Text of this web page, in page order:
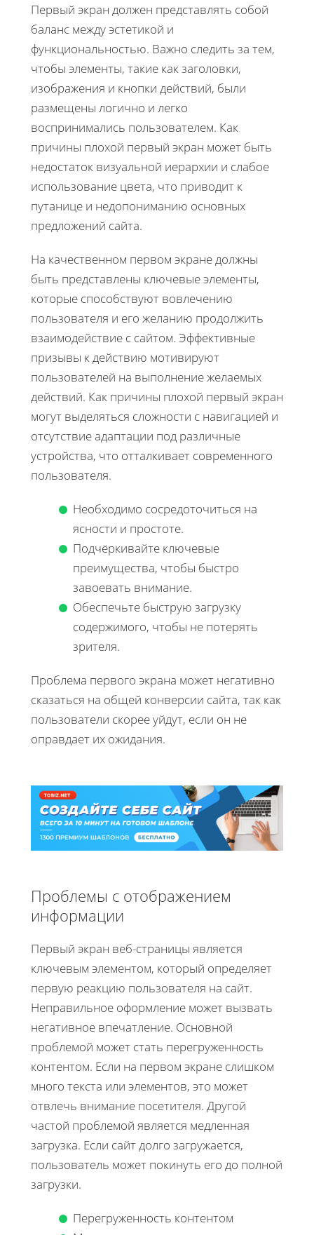
Первый экран должен представлять собой
баланс между эстетикой и
функциональностью. Важно следить за тем,
чтобы элементы, такие как заголовки,
изображения и кнопки действий, были
размещены логично и легко
воспринимались пользователем. Как
причины плохой первый экран может быть
недостаток визуальной иерархии и слабое
использование цвета, что приводит к
путанице и недопониманию основных
предложений сайта.
На качественном первом экране должны
быть представлены ключевые элементы,
которые способствуют вовлечению
пользователя и его желанию продолжить
взаимодействие с сайтом. Эффективные
призывы к действию мотивируют
пользователей на выполнение желаемых
действий. Как причины плохой первый экран
могут выделяться сложности с навигацией и
отсутствие адаптации под различные
устройства, что отталкивает современного
пользователя.
Необходимо сосредоточиться на
ясности и простоте.
Подчёркивайте ключевые
преимущества, чтобы быстро
завоевать внимание.
Обеспечьте быструю загрузку
содержимого, чтобы не потерять
зрителя.
Проблема первого экрана может негативно
сказаться на общей конверсии сайта, так как
пользователи скорее уйдут, если он не
оправдает их ожидания.
Проблемы с отображением
информации
Первый экран веб-страницы является
ключевым элементом, который определяет
первую реакцию пользователя на сайт.
Неправильное оформление может вызвать
негативное впечатление. Основной
проблемой может стать перегруженность
контентом. Если на первом экране слишком
много текста или элементов, это может
отвлечь внимание посетителя. Другой
частой проблемой является медленная
загрузка. Если сайт долго загружается,
пользователь может покинуть его до полной
загрузки.
Перегруженность контентом